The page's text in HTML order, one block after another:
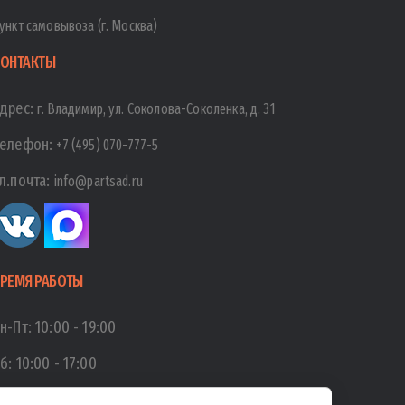
самовывоза (г. Москва)
г. Владимир, ул. Соколова-Соколенка, д. 31
+7 (495) 070-777-5
info@partsad.ru
РАБОТЫ
Пт:10:00 -19:00
10:00 - 17:00